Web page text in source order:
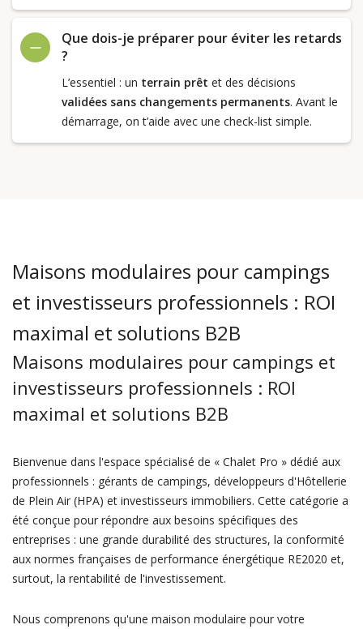
Que dois-je préparer pour éviter les retards
?
L’essentiel : un terrain prêt et des décisions
validées sans changements permanents. Avant le
démarrage, on t’aide avec une check-list simple.
Maisons modulaires pour campings
et investisseurs professionnels : ROI
maximal et solutions B2B
Maisons modulaires pour campings et
investisseurs professionnels : ROI
maximal et solutions B2B
Bienvenue dans l'espace spécialisé de « Chalet Pro » dédié aux
professionnels : gérants de campings, développeurs d'Hôtellerie
de Plein Air (HPA) et investisseurs immobiliers. Cette catégorie a
été conçue pour répondre aux besoins spécifiques des
entreprises : une grande durabilité des structures, la conformité
aux normes françaises de performance énergétique RE2020 et,
surtout, la rentabilité de l'investissement.
Nous comprenons qu'une maison modulaire pour votre